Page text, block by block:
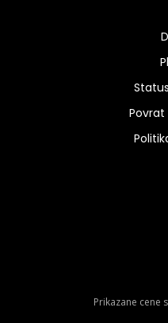
Prikazane cene